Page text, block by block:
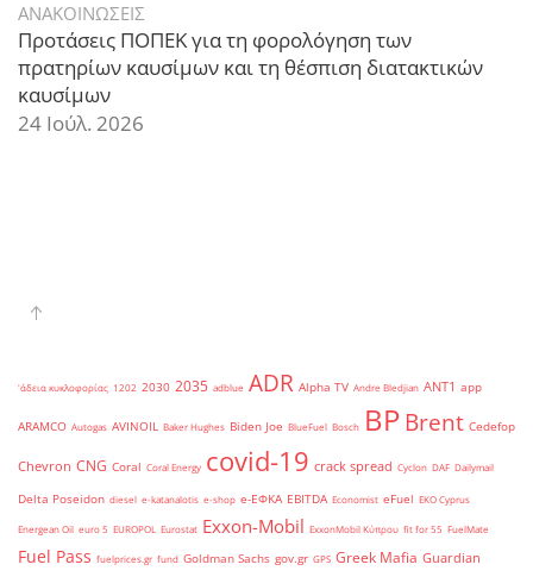
ΑΝΑΚΟΙΝΩΣΕΙΣ
Προτάσεις ΠΟΠΕΚ για τη φορολόγηση των
πρατηρίων καυσίμων και τη θέσπιση διατακτικών
καυσίμων
24 Ιούλ. 2026
'άδεια κυκλοφορίας 1202 2030 2035 adblue ADR Alpha TV Andre Bledjian ANT1 app
ARAMCO Autogas AVINOIL Baker Hughes Biden Joe BlueFuel Bosch BPBrent Cedefop
Chevron CNG Coral Coral Energy covid-19 crack spread Cyclon DAF Dailymail
Delta Poseidon diesel e-katanalotis e-shop e-ΕΦΚΑ EBITDA Economist eFuel EKO Cyprus
Energean Oil euro 5 EUROPOL Eurostat Exxon-Mobil ExxonMobil Κύπρου fit for 55 FuelMate
Fuel Pass fuelprices.gr fund Goldman Sachs gov.gr GPS Greek Mafia Guardian